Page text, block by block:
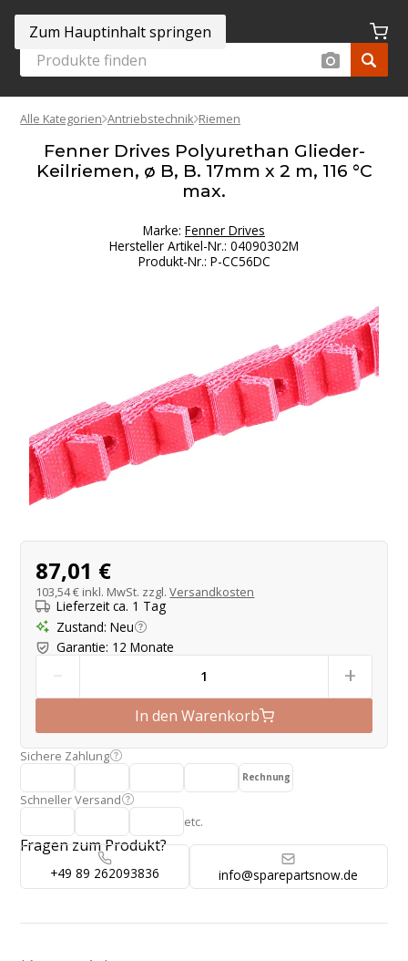
Zum Hauptinhalt springen
Alle Kategorien Antriebstechnik Riemen
Fenner Drives Polyurethan Glieder-
Keilriemen, ø B, B. 17mm x 2 m, 116 °C
max.
Marke: Fenner Drives
Hersteller Artikel-Nr.: 04090302M
Produkt-Nr.: P-CC56DC
Produktangebot
87,01 €
103,54 € inkl. MwSt. zzgl.Versandkosten
Lieferzeit ca. 1 Tag
Zustand: Neu
Garantie: 12 Monate
- +
In den Warenkorb
Sichere Zahlung
Rechnung
Schneller Versand
etc.
Fragen zum Produkt?
+49 89 262093836 info@sparepartsnow.de